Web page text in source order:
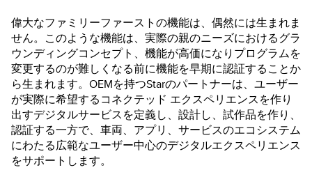
偉大なファミリーファーストの機能は、偶然には生まれま
せん。このような機能は、実際の親のニーズにおけるグラ
ウンディングコンセプト、機能が高価になりプログラムを
変更するのが難しくなる前に機能を早期に認証することか
ら生まれます。OEMを持つStarのパートナーは、ユーザー
が実際に希望するコネクテッド エクスペリエンスを作り
出すデジタルサービスを定義し、設計し、試作品を作り、
認証する一方で、車両、アプリ、サービスのエコシステム
にわたる広範なユーザー中心のデジタルエクスペリエンス
をサポートします。